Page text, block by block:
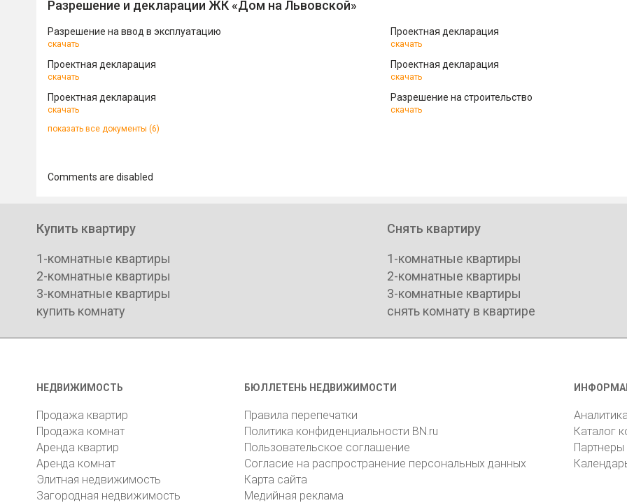
Разрешение и декларации ЖК «Дом на Львовской»
Разрешение на ввод в эксплуатацию
скачать
Проектная декларация
скачать
Проектная декларация
скачать
Проектная декларация
скачать
Проектная декларация
скачать
Разрешение на строительство
скачать
показать все документы (6)
Comments are disabled
Купить квартиру
1-комнатные квартиры
2-комнатные квартиры
3-комнатные квартиры
купить комнату
Снять квартиру
1-комнатные квартиры
2-комнатные квартиры
3-комнатные квартиры
снять комнату в квартире
НЕДВИЖИМОСТЬ
Продажа квартир
Продажа комнат
Аренда квартир
Аренда комнат
Элитная недвижимость
Загородная недвижимость
БЮЛЛЕТЕНЬ НЕДВИЖИМОСТИ
Правила перепечатки
Политика конфиденциальности BN.ru
Пользовательское соглашение
Согласие на распространение персональных данных
Карта сайта
Медийная реклама
Каталог
Партнеры